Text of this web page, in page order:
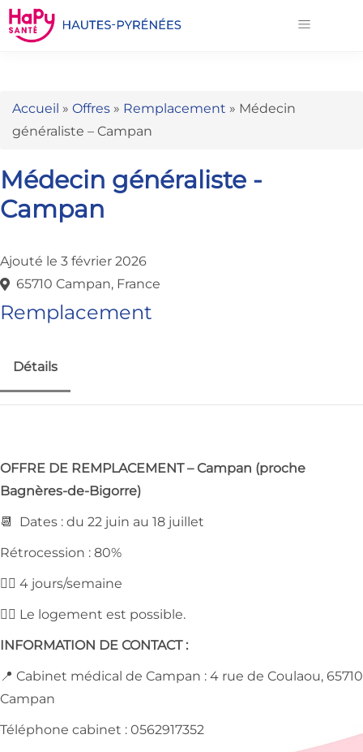
Accueil » Offres » Remplacement » Médecin
généraliste – Campan
Médecin généraliste -
Campan
Ajouté le 3 février 2026
65710 Campan, France
Remplacement
Détails
OFFRE DE REMPLACEMENT – Campan (proche
Bagnères-de-Bigorre)
📆 Dates : du 22 juin au 18 juillet
Rétrocession : 80%
👉🏻 4 jours/semaine
👉🏻 Le logement est possible.
INFORMATION DE CONTACT :
📍 Cabinet médical de Campan : 4 rue de Coulaou, 65710
Campan
Téléphone cabinet : 0562917352